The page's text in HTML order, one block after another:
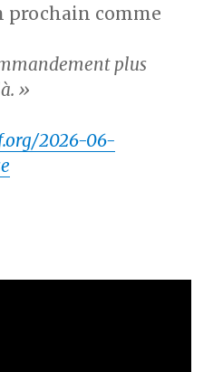
prochain comme
plus
»
2026-06-